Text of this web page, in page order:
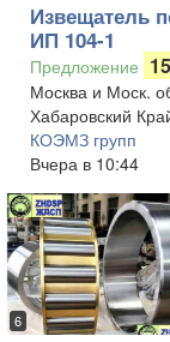
Извещатель
ИП 104-1
Предложение
Москва и Моск.
Хабаровский
КОЭМЗ групп
Вчера в 10:44
6